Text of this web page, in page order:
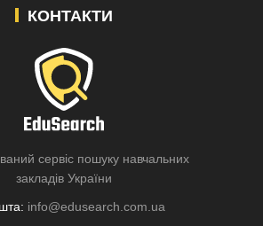
КОНТАКТИ
сервіс пошуку навчальних
закладів України
info@edusearch.com.ua